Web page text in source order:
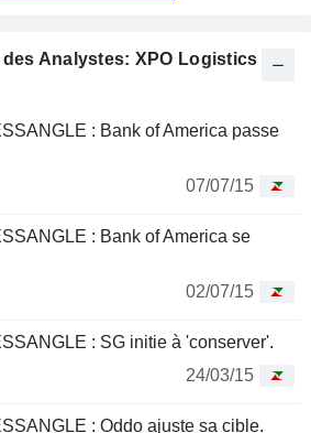
Analystes: XPO Logistics
: Bank of America passe
07/07/15
: Bank of America se
02/07/15
: SG initie à 'conserver'.
24/03/15
: Oddo ajuste sa cible.